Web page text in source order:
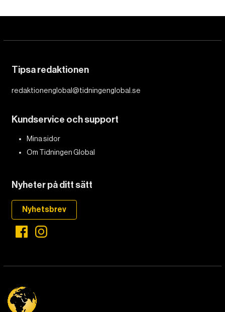
Tipsa redaktionen
redaktionenglobal@tidningenglobal.se
Kundservice och support
Mina sidor
Om Tidningen Global
Nyheter på ditt sätt
Nyhetsbrev
DET GLOBALA PRESSTÖDET